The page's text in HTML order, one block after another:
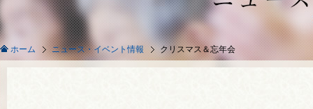
ホーム ニュース・イベント情報 クリスマス＆忘年会